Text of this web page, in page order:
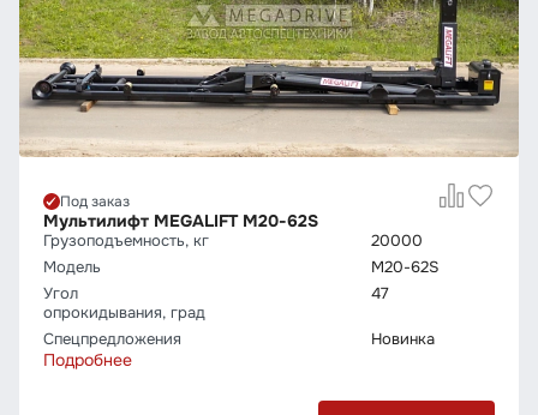
Под заказ
Мультилифт МEGALIFT M20-62S
Грузо­подъемность, кг
20000
Модель
M20-62S
Угол
опрокидывания, град
47
Спецпредложения Новинка
Подробнее